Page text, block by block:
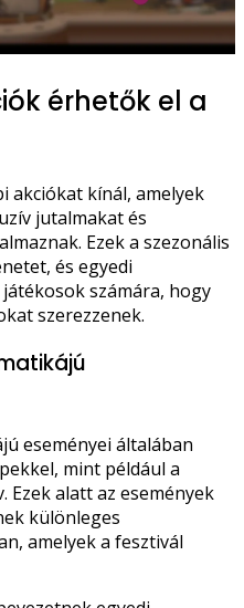
érhetők el a
akciókat kínál, amelyek
jutalmakat és
Ezek a szezonális
és egyedi
számára, hogy
szerezzenek.
eseményei általában
mint például a
Ezek alatt az események
különleges
amelyek a fesztivál